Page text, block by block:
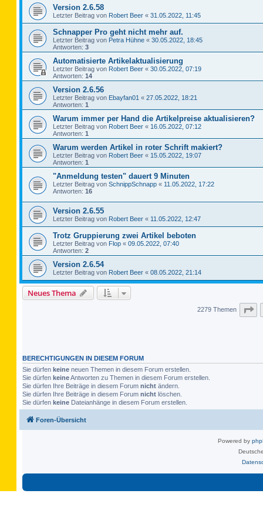
Version 2.6.58
Letzter Beitrag von Robert Beer « 31.05.2022, 11:45
Schnapper Pro geht nicht mehr auf.
Letzter Beitrag von Petra Hühne « 30.05.2022, 18:45
Antworten: 3
Automatisierte Artikelaktualisierung
Letzter Beitrag von Robert Beer « 30.05.2022, 07:19
Antworten: 14
Version 2.6.56
Letzter Beitrag von Ebayfan01 « 27.05.2022, 18:21
Antworten: 1
Warum immer per Hand die Artikelpreise aktualisieren?
Letzter Beitrag von Robert Beer « 16.05.2022, 07:12
Antworten: 1
Warum werden Artikel in roter Schrift makiert?
Letzter Beitrag von Robert Beer « 15.05.2022, 19:07
Antworten: 1
"Anmeldung testen" dauert 9 Minuten
Letzter Beitrag von SchnippSchnapp « 11.05.2022, 17:22
Antworten: 16
Version 2.6.55
Letzter Beitrag von Robert Beer « 11.05.2022, 12:47
Trotz Gruppierung zwei Artikel beboten
Letzter Beitrag von Flop « 09.05.2022, 07:40
Antworten: 2
Version 2.6.54
Letzter Beitrag von Robert Beer « 08.05.2022, 21:14
Neues Thema
2279 Themen
BERECHTIGUNGEN IN DIESEM FORUM
Sie dürfen keine neuen Themen in diesem Forum erstellen.
Sie dürfen keineAntworten zu Themen in diesem Forum erstellen.
Sie dürfen Ihre Beiträge in diesem Forum nicht ändern.
Sie dürfen Ihre Beiträge in diesem Forum nicht löschen.
Sie dürfen keine Dateianhänge in diesem Forum erstellen.
Foren-Übersicht
Powered by